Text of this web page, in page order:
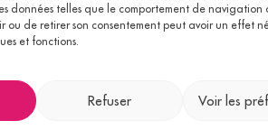
données telles que le comportement de navigation
ou de retirer son consentement peut avoir un effet
et fonctions.
Refuser Voir les